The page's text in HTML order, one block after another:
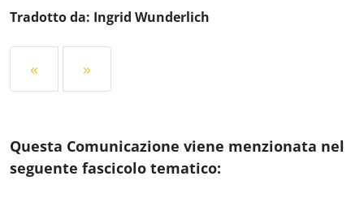
Tradotto da: Ingrid Wunderlich
« »
Questa Comunicazione viene menzionata nel
seguente fascicolo tematico: